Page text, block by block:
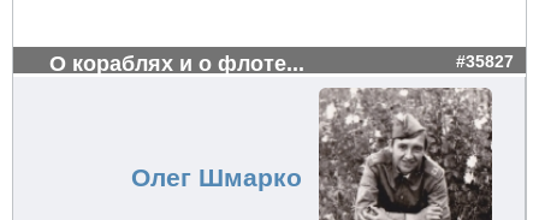
О кораблях и о флоте... #35827
Олег Шмарко